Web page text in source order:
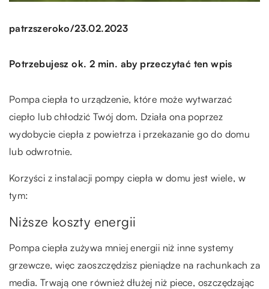
patrzszeroko/23.02.2023
Potrzebujesz ok. 2 min. aby przeczytać ten wpis
Pompa ciepła to urządzenie, które może wytwarzać
ciepło lub chłodzić Twój dom. Działa ona poprzez
wydobycie ciepła z powietrza i przekazanie go do domu
lub odwrotnie.
Korzyści z instalacji pompy ciepła w domu jest wiele, w
tym:
Niższe koszty energii
Pompa ciepła zużywa mniej energii niż inne systemy
grzewcze, więc zaoszczędzisz pieniądze na rachunkach za
media. Trwają one również dłużej niż piece, oszczędzając